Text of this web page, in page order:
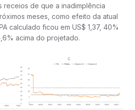
receios de que a inadimplência
meses, como efeito da atual
calculado ficou em US$ 1,37, 40%
acima do projetado.